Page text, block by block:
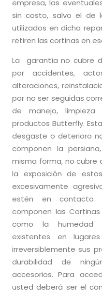
empresa, las
sin costo, salvo el de
utilizados en dicha
retiren las cortinas en
La garantía no cubre
por accidentes,
alteraciones,
por no ser seguidas
de manejo,
productos Butterfly.
desgaste o deterioro
componen la
misma forma, no
la exposición de
excesivamente
estén en contacto
componen las
como la humedad
existentes en
irreversiblemente sus
durabilidad de
accesorios. Para
usted deberá ser el